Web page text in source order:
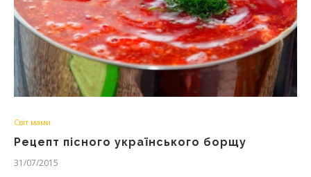
Світ мами
Рецепт пісного українського борщу
31/07/2015